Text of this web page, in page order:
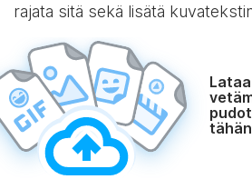
rajata sitä sekä lisätä
Lataa
tähän